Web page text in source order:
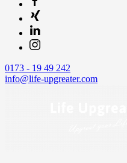
0173 - 19 49 242
info@life-upgreater.com